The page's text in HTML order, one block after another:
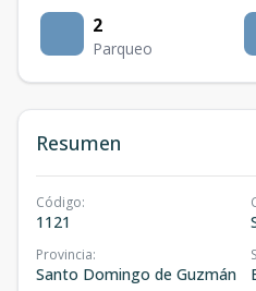
2
Parqueo
Resumen
Código:
1121
Provincia:
Santo Domingo de Guzmán